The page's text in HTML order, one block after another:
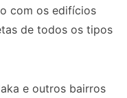
com os edifícios
de todos os tipos
e outros bairros